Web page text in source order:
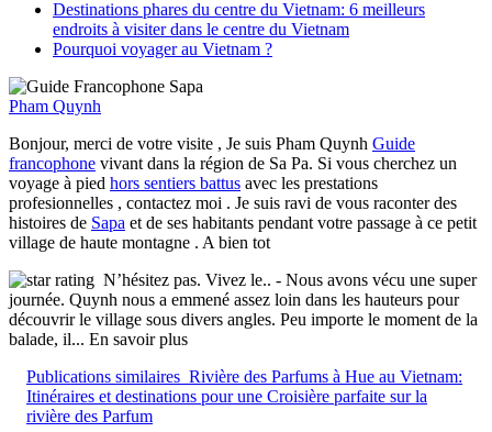
Destinations phares du centre du Vietnam: 6 meilleurs
endroits à visiter dans le centre du Vietnam
Pourquoi voyager au Vietnam ?
Pham Quynh
Bonjour, merci de votre visite , Je suis Pham Quynh Guide
francophone vivant dans la région de Sa Pa. Si vous cherchez un
voyage à pied hors sentiers battus avec les prestations
profesionnelles , contactez moi . Je suis ravi de vous raconter des
histoires de Sapa et de ses habitants pendant votre passage à ce petit
village de haute montagne . A bien tot
N’hésitez pas. Vivez le.. - Nous avons vécu une super
journée. Quynh nous a emmené assez loin dans les hauteurs pour
découvrir le village sous divers angles. Peu importe le moment de la
balade, il... En savoir plus
Publications similaires Rivière des Parfums à Hue au Vietnam:
Itinéraires et destinations pour une Croisière parfaite sur la
rivière des Parfum